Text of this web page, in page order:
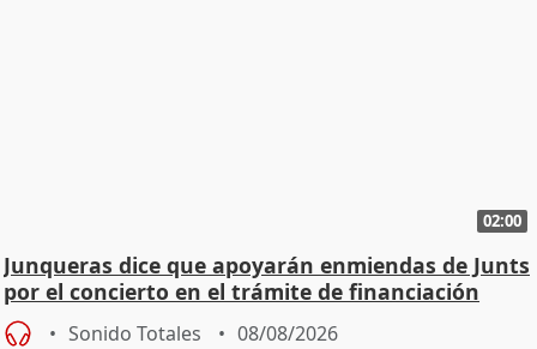
02:00
Junqueras dice que apoyarán enmiendas de Junts
por el concierto en el trámite de financiación
Sonido Totales 08/08/2026